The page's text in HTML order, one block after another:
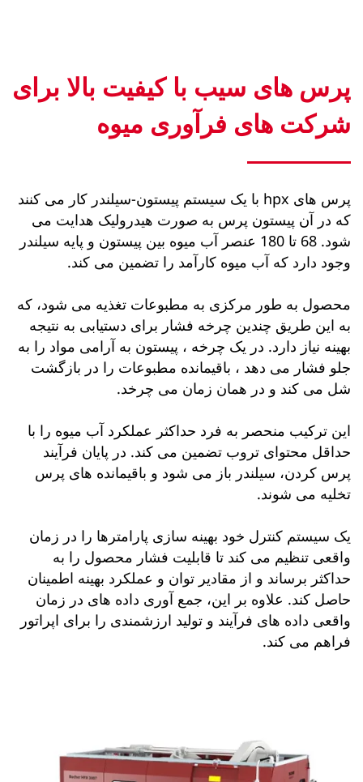
پرس های سیب با کیفیت بالا برای
شرکت های فرآوری میوه
پرس های hpx با یک سیستم پیستون-سیلندر کار می کنند
که در آن پیستون پرس به صورت هیدرولیک هدایت می
شود. 68 تا 180 عنصر آب میوه بین پیستون و پایه سیلندر
وجود دارد که آب میوه کارآمد را تضمین می کند.
محصول به طور مرکزی به مطبوعات تغذیه می شود، که
به این طریق چندین چرخه فشار برای دستیابی به نتیجه
بهینه نیاز دارد. در یک چرخه ، پیستون به آرامی مواد را به
جلو فشار می دهد ، باقیمانده مطبوعات را در بازگشت
شل می کند و در همان زمان می چرخد.
این ترکیب منحصر به فرد حداکثر عملکرد آب میوه را با
حداقل محتوای تروب تضمین می کند. در پایان فرآیند
پرس کردن، سیلندر باز می شود و باقیمانده های پرس
تخلیه می شوند.
یک سیستم کنترل خود بهینه سازی پارامترها را در زمان
واقعی تنظیم می کند تا قابلیت فشار محصول را به
حداکثر برساند و از مقادیر توان و عملکرد بهینه اطمینان
حاصل کند. علاوه بر این، جمع آوری داده های در زمان
واقعی داده های فرآیند و تولید ارزشمندی را برای اپراتور
فراهم می کند.